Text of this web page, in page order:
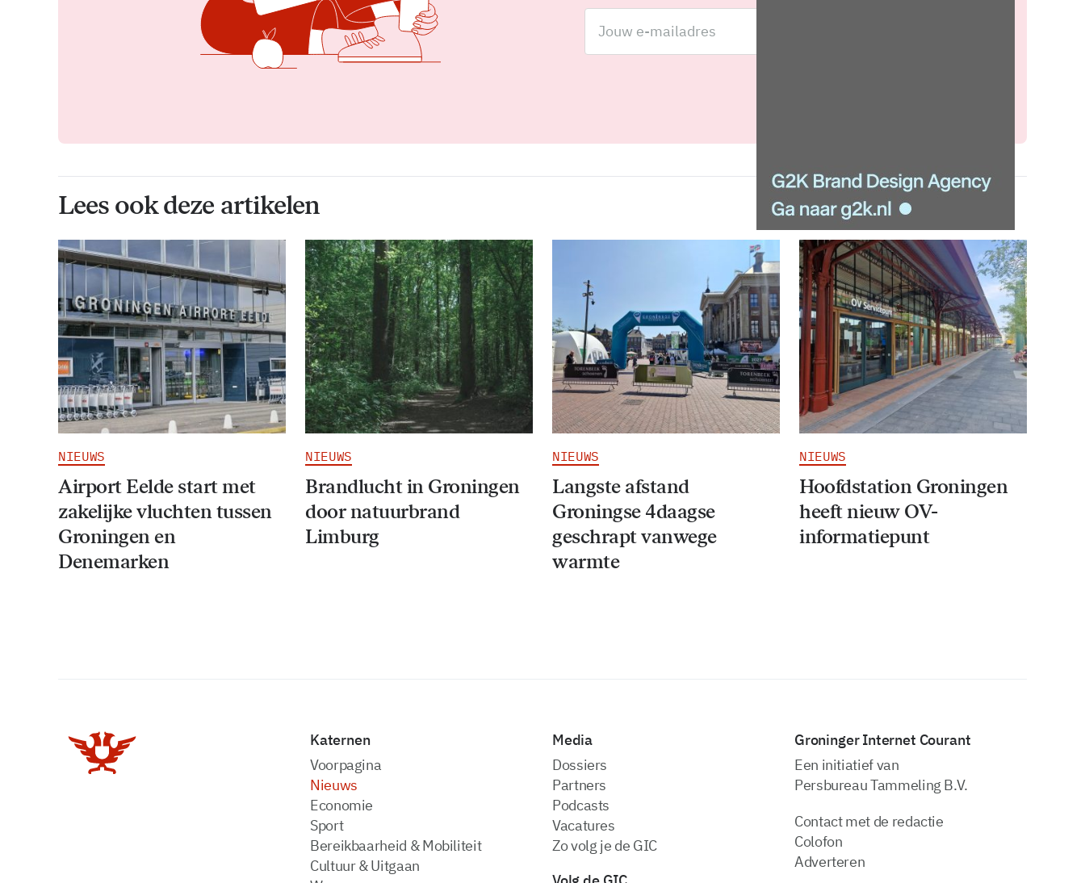
Lees ook deze artikelen
NIEUWS
Airport Eelde start met
zakelijke vluchten tussen
Groningen en
Denemarken
NIEUWS
Brandlucht in Groningen
door natuurbrand
Limburg
NIEUWS
Langste afstand
Groningse 4daagse
geschrapt vanwege
warmte
NIEUWS
Hoofdstation Groningen
heeft nieuw OV-
informatiepunt
Katernen
Voorpagina
Nieuws
Economie
Sport
Bereikbaarheid & Mobiliteit
Cultuur & Uitgaan
Media
dossiers
partners
podcasts
vacatures
zo volg je de GIC
Groninger Internet Courant
Een initiatief van
Persbureau Tammeling B.V.
Contact met de redactie
Colofon
Adverteren